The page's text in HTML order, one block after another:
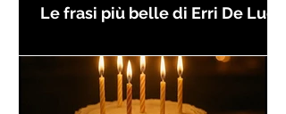
Le frasi più belle di Erri De Luca